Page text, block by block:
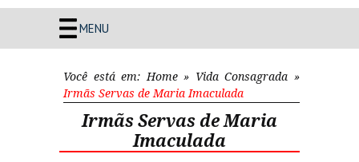
MENU
Você está em: Home» Vida Consagrada »
Irmãs Servas de Maria Imaculada
Irmãs Servas de Maria
Imaculada